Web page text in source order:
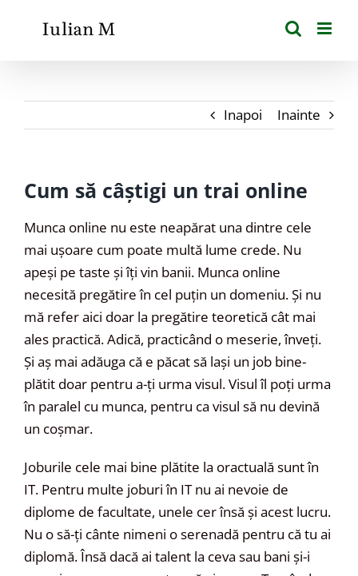
Inapoi Inainte
Cum să câștigi un trai online
Munca online nu este neapărat una dintre cele
mai ușoare cum poate multă lume crede. Nu
apeși pe taste și îți vin banii. Munca online
necesită pregătire în cel puțin un domeniu. Și nu
mă refer aici doar la pregătire teoretică cât mai
ales practică. Adică, practicând o meserie, înveți.
Și aș mai adăuga că e păcat să lași un job bine-
plătit doar pentru a-ți urma visul. Visul îl poți urma
în paralel cu munca, pentru ca visul să nu devină
un coșmar.
Joburile cele mai bine plătite la oractuală sunt în
IT. Pentru multe joburi în IT nu ai nevoie de
diplome de facultate, unele cer însă și acest lucru.
Nu o să-ți cânte nimeni o serenadă pentru că tu ai
diplomă. Însă dacă ai talent la ceva sau bani și-i